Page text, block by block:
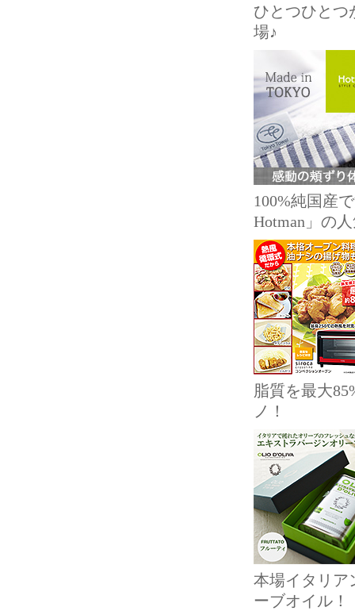
ひとつひとつ
場♪
100%純国産
Hotman」の
脂質を最大
ノ！
本場イタリア
ーブオイル！